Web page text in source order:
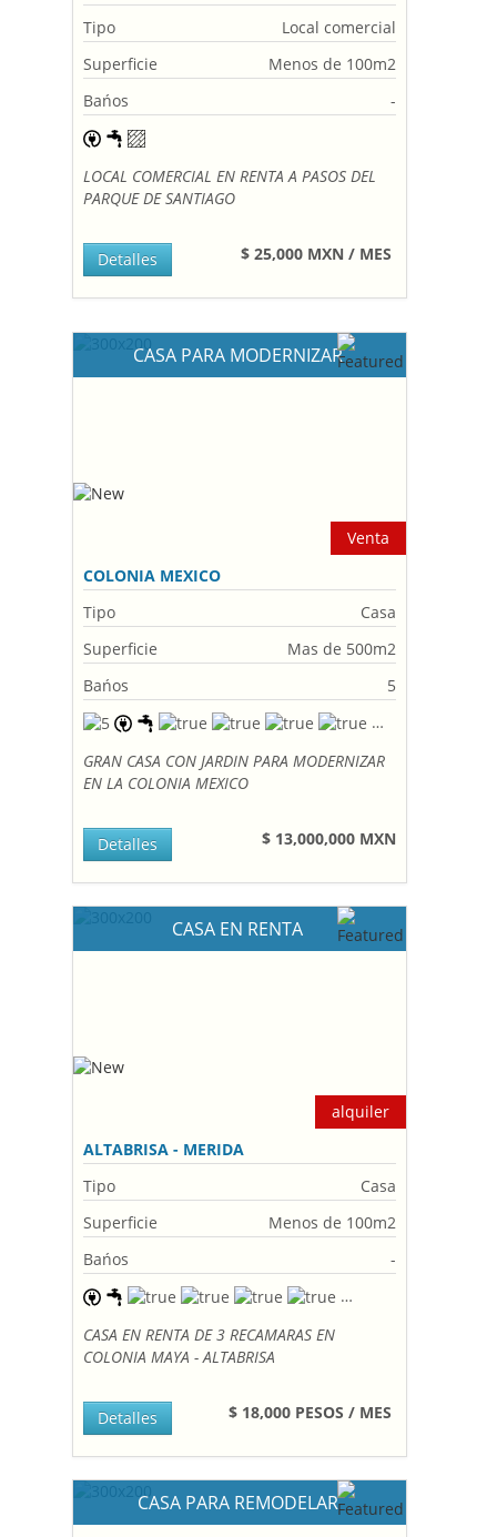
Tipo
Local comercial
Superficie
Menos de 100m2
Bańos
-
LOCAL COMERCIAL EN RENTA A PASOS DEL
PARQUE DE SANTIAGO
$ 25,000 MXN / MES
Detalles
CASA PARA MODERNIZAR
Venta
COLONIA MEXICO
Tipo
Casa
Superficie
Mas de 500m2
Bańos
5
GRAN CASA CON JARDIN PARA MODERNIZAR
EN LA COLONIA MEXICO
$ 13,000,000 MXN
Detalles
CASA EN RENTA
alquiler
ALTABRISA - MERIDA
Tipo
Casa
Superficie
Menos de 100m2
Bańos
-
CASA EN RENTA DE 3 RECAMARAS EN
COLONIA MAYA - ALTABRISA
$ 18,000 PESOS / MES
Detalles
CASA PARA REMODELAR